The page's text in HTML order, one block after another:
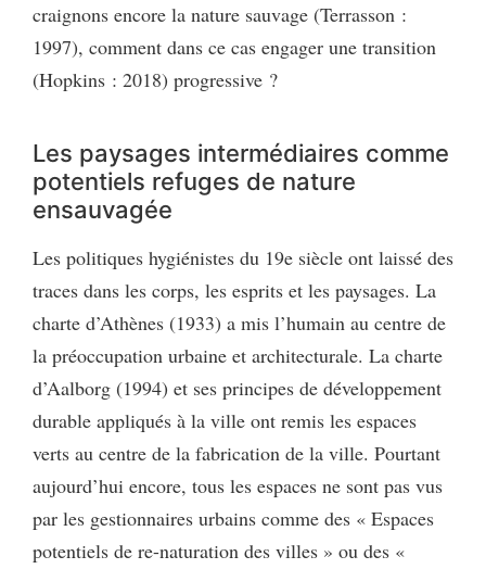
craignons encore la nature sauvage (Terrasson :
1997), comment dans ce cas engager une transition
(Hopkins : 2018) progressive ?
Les paysages intermédiaires comme
potentiels refuges de nature
ensauvagée
Les politiques hygiénistes du 19e siècle ont laissé des
traces dans les corps, les esprits et les paysages. La
charte d’Athènes (1933) a mis l’humain au centre de
la préoccupation urbaine et architecturale. La charte
d’Aalborg (1994) et ses principes de développement
durable appliqués à la ville ont remis les espaces
verts au centre de la fabrication de la ville. Pourtant
aujourd’hui encore, tous les espaces ne sont pas vus
par les gestionnaires urbains comme des « Espaces
potentiels de re-naturation des villes » ou des «